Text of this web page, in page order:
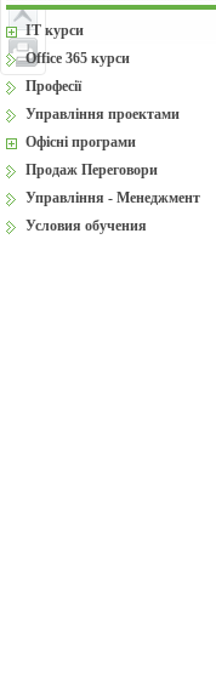
IT курси
Office 365 курси
Професії
Управління проектами
Офісні програми
Продаж Переговори
Управління - Менеджмент
Условия обучения